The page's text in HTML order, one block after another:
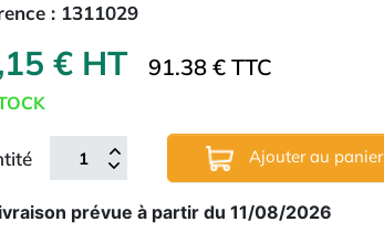
: 1311029
€ HT 91.38 € TTC
Ajouter au panier
prévue à partir du 11/08/2026